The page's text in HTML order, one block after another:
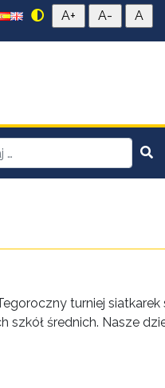
turniej siatkarek
szkół średnich. Nasze